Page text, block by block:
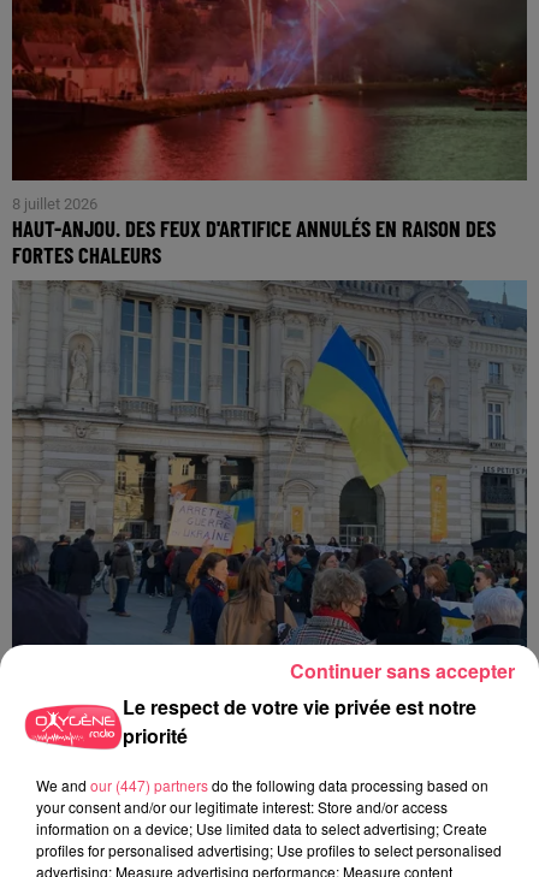
8 juillet 2026
HAUT-ANJOU. DES FEUX D'ARTIFICE ANNULÉS EN RAISON DES
FORTES CHALEURS
HAUT-ANJOU. CETTE VILLE FAIT UN DON DE 11 000 € POUR AIDER
À...
Le respect de votre vie privée est notre
priorité
We and our (447) partnersdo the following data processing based on
your consent and/or our legitimate interest: Store and/or access
information on a device; Use limited data to select advertising; Create
profiles for personalised advertising; Use profiles to select personalised
advertising; Measure advertising performance; Measure content
Continuer sans accepter